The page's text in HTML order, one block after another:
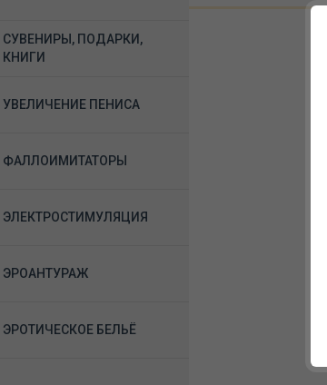
СУВЕНИРЫ, ПОДАРКИ,
КНИГИ
УВЕЛИЧЕНИЕ ПЕНИСА
ФАЛЛОИМИТАТОРЫ
ЭЛЕКТРОСТИМУЛЯЦИЯ
ЭРОАНТУРАЖ
ЭРОТИЧЕСКОЕ БЕЛЬЁ